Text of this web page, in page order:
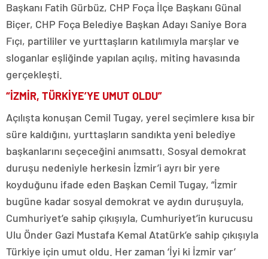
Başkanı Fatih Gürbüz, CHP Foça İlçe Başkanı Günal
Biçer, CHP Foça Belediye Başkan Adayı Saniye Bora
Fıçı, partililer ve yurttaşların katılımıyla marşlar ve
sloganlar eşliğinde yapılan açılış, miting havasında
gerçekleşti.
“İZMİR, TÜRKİYE’YE UMUT OLDU”
Açılışta konuşan Cemil Tugay, yerel seçimlere kısa bir
süre kaldığını, yurttaşların sandıkta yeni belediye
başkanlarını seçeceğini anımsattı. Sosyal demokrat
duruşu nedeniyle herkesin İzmir’i ayrı bir yere
koyduğunu ifade eden Başkan Cemil Tugay, “İzmir
bugüne kadar sosyal demokrat ve aydın duruşuyla,
Cumhuriyet’e sahip çıkışıyla, Cumhuriyet’in kurucusu
Ulu Önder Gazi Mustafa Kemal Atatürk’e sahip çıkışıyla
Türkiye için umut oldu. Her zaman ‘İyi ki İzmir var’